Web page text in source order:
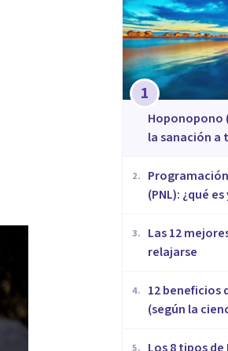
1
Hoponopono
la sanación a
2.
(PNL): ¿qué
3.
​Las 12
relajarse
4.
12 beneficios
(según la
5.
Los 8 tipos